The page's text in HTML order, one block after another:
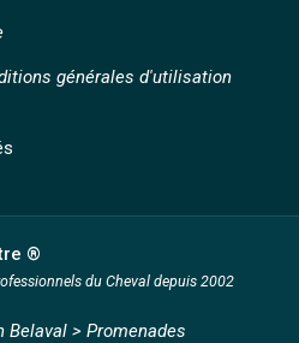
générales d'utilisation
®
du Cheval depuis 2002
Belaval> Promenades